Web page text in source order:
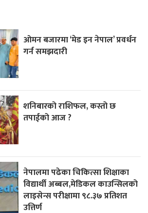
ओमन बजारमा ‘मेड इन नेपाल’ प्रवर्धन
गर्न समझदारी
शनिबारको राशिफल, कस्तो छ
तपाईको आज ?
नेपालमा पढेका चिकित्सा शिक्षाका
विद्यार्थी अब्बल,मेडिकल काउन्सिलको
लाइसेन्स परीक्षामा ९८.३७ प्रतिशत
उत्तिर्ण